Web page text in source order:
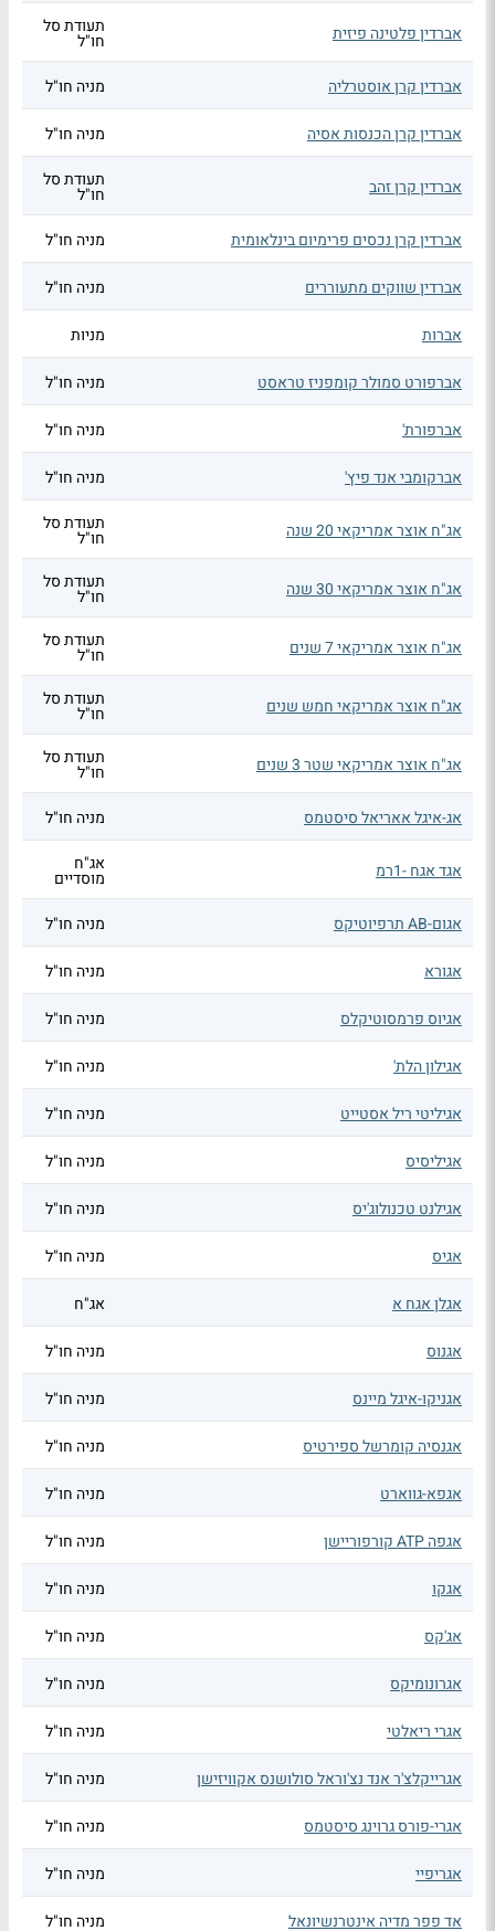
אברדין פלטינה פיזית תעודת סל
חו"ל
אברדין קרן אוסטרליה
מניה חו"ל
אברדין קרן הכנסות אסיה מניה חו"ל
אברדין קרן זהב תעודת סל
חו"ל
אברדין קרן נכסים פרימיום בינלאומית
מניה חו"ל
אברדין שווקים מתעוררים מניה חו"ל
אברות מניות
אברפורט סמולר קומפניז טראסט מניה חו"ל
אברפורת' מניה חו"ל
אברקומבי אנד פיץ' מניה חו"ל
אג"ח אוצר אמריקאי 20 שנה תעודת סל
חו"ל
אג"ח אוצר אמריקאי 30 שנה תעודת סל
חו"ל
אג"ח אוצר אמריקאי 7 שנים תעודת סל
חו"ל
אג"ח אוצר אמריקאי חמש שנים תעודת סל
חו"ל
אג"ח אוצר אמריקאי שטר 3 שנים תעודת סל
חו"ל
אג-איגל אאריאל סיסטמס
מניה חו"ל
אגד אגח -1רמ אג"ח
מוסדיים
אגום-AB תרפיוטיקס
מניה חו"ל
אגורא מניה חו"ל
אגיוס פרמסוטיקלס מניה חו"ל
אגילון הלת' מניה חו"ל
אגיליטי ריל אסטייט מניה חו"ל
אגיליסיס מניה חו"ל
אגילנט טכנולוג'יס מניה חו"ל
אגיס מניה חו"ל
אגלן אגח א אג"ח
אגנוס מניה חו"ל
אגניקו-איגל מיינס מניה חו"ל
אגנסיה קומרשל ספירטיס מניה חו"ל
אגפא-גווארט מניה חו"ל
אגפה ATP קורפוריישן מניה חו"ל
אגקו מניה חו"ל
אג'קס מניה חו"ל
אגרונומיקס מניה חו"ל
אגרי ריאלטי מניה חו"ל
אגרייקלצ'ר אנד נצ'וראל סולושנס אקוויזישן מניה חו"ל
אגרי-פורס גרוינג סיסטמס מניה חו"ל
אגריפיי מניה חו"ל
אד פפר מדיה אינטרנשיונאל מניה חו"ל